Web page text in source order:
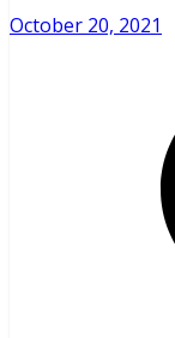
October 20, 2021